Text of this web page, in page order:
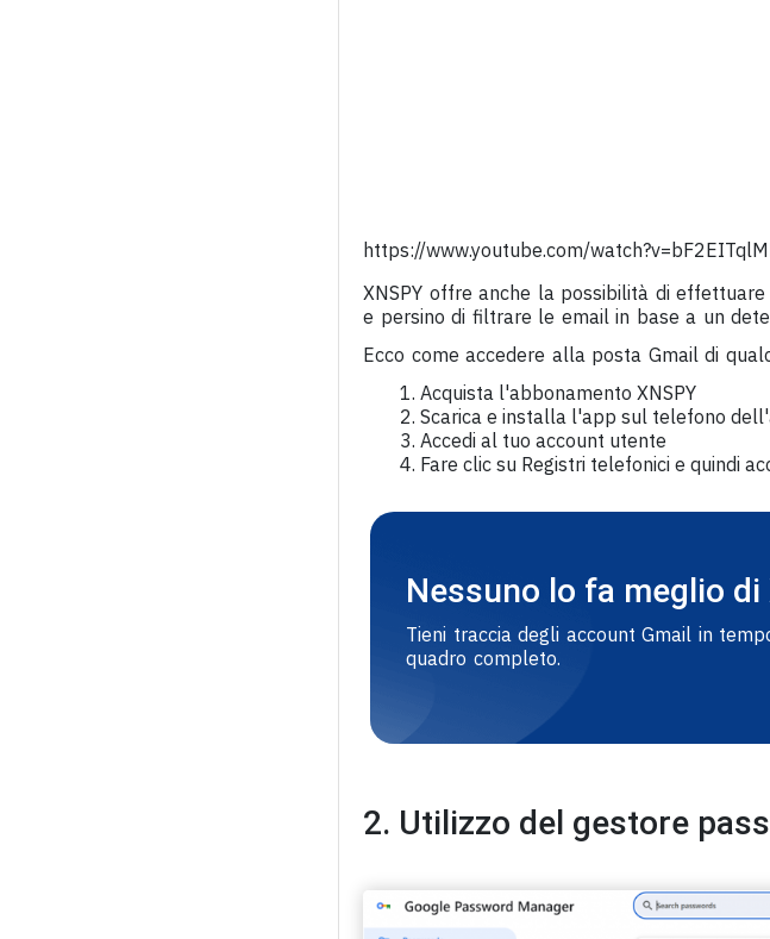
https://www.youtube.com/
XNSPY offre anche la possibilità di
e persino di filtrare le email in base a un
Ecco come accedere alla posta Gmail di
Acquista l'abbonamento XNSPY
Scarica e installa l'app sul telefono
Accedi al tuo account utente
Fare clic su Registri telefonici e quindi
Nessuno lo fa meglio di
Tieni traccia degli account Gmail in
quadro completo.
2. Utilizzo del gestore